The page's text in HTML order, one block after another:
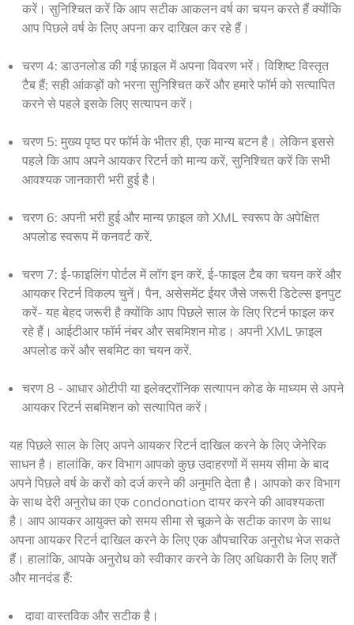
करें। सुनिश्चित करें कि आप सटीक आकलन वर्ष का चयन करते हैं क्योंकि
आप पिछले वर्ष के लिए अपना कर दाखिल कर रहे हैं।
चरण 4: डाउनलोड की गई फ़ाइल में अपना विवरण भरें। विशिष्ट विस्तृत
टैब हैं; सही आंकड़ों को भरना सुनिश्चित करें और हमारे फॉर्म को सत्यापित
करने से पहले इसके लिए सत्यापन करें।
चरण 5: मुख्य पृष्ठ पर फॉर्म के भीतर ही, एक मान्य बटन है। लेकिन इससे
पहले कि आप अपने आयकर रिटर्न को मान्य करें, सुनिश्चित करें कि सभी
आवश्यक जानकारी भरी हुई है।
चरण 6: अपनी भरी हुई और मान्य फ़ाइल को XML स्वरूप के अपेक्षित
अपलोड स्वरूप में कनवर्ट करें.
चरण 7: ई-फाइलिंग पोर्टल में लॉग इन करें, ई-फाइल टैब का चयन करें और
आयकर रिटर्न विकल्प चुनें। पैन, असेसमेंट ईयर जैसे जरूरी डिटेल्स इनपुट
करें- यह बेहद जरूरी है क्योंकि आप पिछले साल के लिए रिटर्न फाइल कर
रहे हैं। आईटीआर फॉर्म नंबर और सबमिशन मोड। अपनी XML फ़ाइल
अपलोड करें और सबमिट का चयन करें.
चरण 8 - आधार ओटीपी या इलेक्ट्रॉनिक सत्यापन कोड के माध्यम से अपने
आयकर रिटर्न सबमिशन को सत्यापित करें।
यह पिछले साल के लिए अपने आयकर रिटर्न दाखिल करने के लिए जेनेरिक
साधन है। हालांकि, कर विभाग आपको कुछ उदाहरणों में समय सीमा के बाद
अपने पिछले वर्ष के करों को दर्ज करने की अनुमति देता है। आपको कर विभाग
के साथ देरी अनुरोध का एक condonation दायर करने की आवश्यकता
है। आप आयकर आयुक्त को समय सीमा से चूकने के सटीक कारण के साथ
अपना आयकर रिटर्न दाखिल करने के लिए एक औपचारिक अनुरोध भेज सकते
हैं। हालांकि, आपके अनुरोध को स्वीकार करने के लिए अधिकारी के लिए शर्तें
और मानदंड हैं:
दावा वास्तविक और सटीक है।